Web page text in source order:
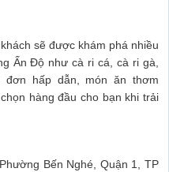
sẽ được khám phá nhiều
Ấn Độ như cà ri cá, cà ri gà,
đơn hấp dẫn, món ăn thơm
hàng đầu cho bạn khi trải
Bến Nghé, Quận 1, TP